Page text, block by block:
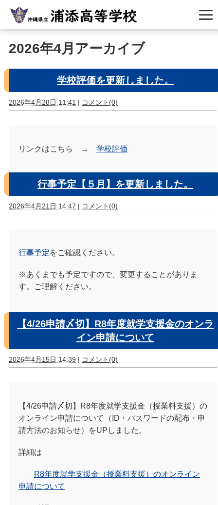
2026年4月アーカイブ
学校評価を更新しました。
2026年4月28日 11:41 | コメント(0)
リンクはこちら → 学校評価
行事予定【５月】を更新しました。
2026年4月21日 14:47 | コメント(0)
行事予定をご確認ください。
※あくまでも予定ですので、変更することがありま
す。ご理解ください。
【4/26申請〆切】R8年度就学支援金のオンラ
イン申請について
2026年4月15日 14:39 | コメント(0)
【4/26申請〆切】R8年度就学支援金（授業料支援）の
オンライン申請について（ID・パスワードの配布・申
請方法のお知らせ）をUPしました。
詳細は
R8年度就学支援金（授業料支援）のオンライン
申請について